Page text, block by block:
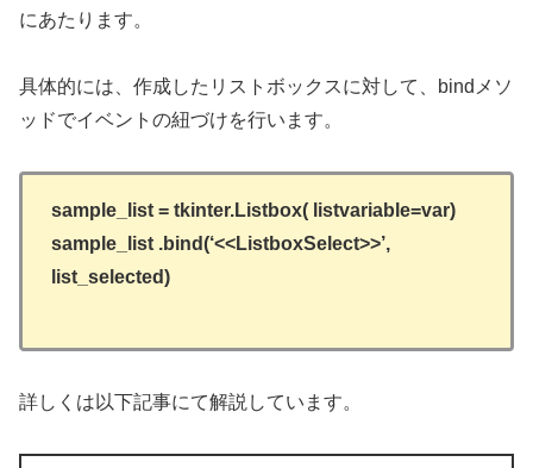
にあたります。
具体的には、作成したリストボックスに対して、bindメソ
ッドでイベントの紐づけを行います。
sample_list = tkinter.Listbox( listvariable=var)
sample_list .bind(‘<<ListboxSelect>>’,
list_selected)
詳しくは以下記事にて解説しています。